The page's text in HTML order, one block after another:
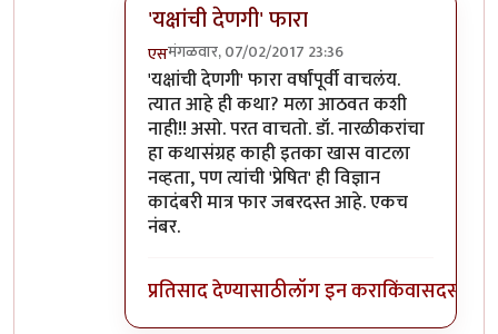
'यक्षांची देणगी' फारा
एसमंगळवार, 07/02/2017 23:36
In reply toयक्षांची देणगी या कथासंग्रहात
'यक्षांची देणगी' फारा वर्षांपूर्वी वाचलंय.
त्यात आहे ही कथा? मला आठवत कशी
नाही!! असो. परत वाचतो. डॉ. नारळीकरांचा
हा कथासंग्रह काही इतका खास वाटला
नव्हता, पण त्यांची 'प्रेषित' ही विज्ञान
कादंबरी मात्र फार जबरदस्त आहे. एकच
नंबर.
प्रतिसाद देण्यासाठीलॉग इन कराकिंवासदस्य व्हा